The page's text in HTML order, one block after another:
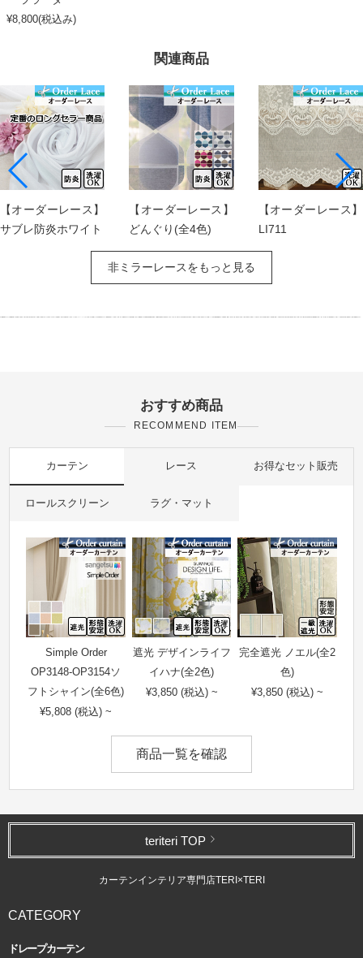
関連商品
【オーダーレース】
サブレ防炎ホワイト
【オーダーレース】
どんぐり(全4色)
【オーダーレース】
LI711
非ミラーレースをもっと見る
¥8,800(税込み)
おすすめ商品
RECOMMEND ITEM
カーテン レース お得なセット販売
ロールスクリーン ラグ・マット
Simple Order
OP3148-OP3154ソ
フトシャイン(全6色)
¥5,808 (税込) ~
遮光 デザインライフ
イハナ(全2色)
¥3,850 (税込) ~
完全遮光 ノエル(全2
色)
¥3,850 (税込) ~
商品一覧を確認
teriteri TOP
カーテンインテリア専門店TERI×TERI
CATEGORY
ドレープカーテン